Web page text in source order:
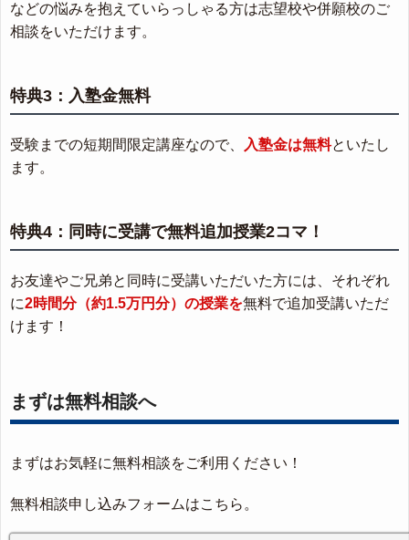
などの悩みを抱えていらっしゃる方は志望校や併願校のご
相談をいただけます。
特典3：入塾金無料
受験までの短期間限定講座なので、 入塾金は無料といたし
ます。
特典4：同時に受講で無料追加授業2コマ！
お友達やご兄弟と同時に受講いただいた方には、それぞれ
に2時間分（約1.5万円分）の授業を無料で追加受講いただ
けます！
まずは無料相談へ
まずはお気軽に無料相談をご利用ください！
無料相談申し込みフォームはこちら。